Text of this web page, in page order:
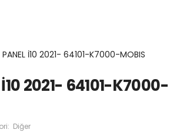
İ10 2021- 64101-K7000-MOBIS
2021- 64101-K7000-
Diğer